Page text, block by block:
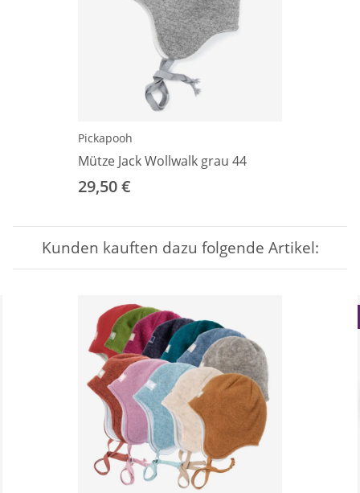
Pickapooh
Mütze Jack Wollwalk grau 44
29,50 €
Kunden kauften dazu folgende Artikel: